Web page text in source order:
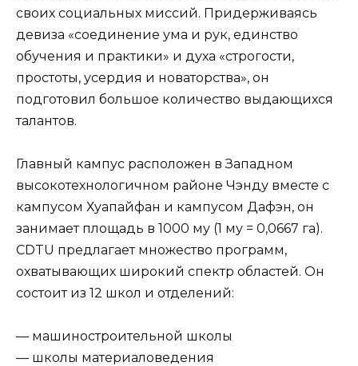
своих социальных миссий. Придерживаясь
девиза «соединение ума и рук, единство
обучения и практики» и духа «строгости,
простоты, усердия и новаторства», он
подготовил большое количество выдающихся
талантов.
Главный кампус расположен в Западном
высокотехнологичном районе Чэнду вместе с
кампусом Хуапайфан и кампусом Дафэн, он
занимает площадь в 1000 му (1 му = 0,0667 га).
CDTU предлагает множество программ,
охватывающих широкий спектр областей. Он
состоит из 12 школ и отделений:
— машиностроительной школы
— школы материаловедения